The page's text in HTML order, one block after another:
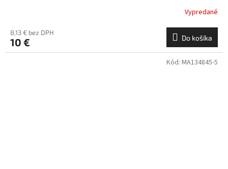
Vypredané
8,13 € bez DPH
10 € Do košíka
Kód: MA134845-5